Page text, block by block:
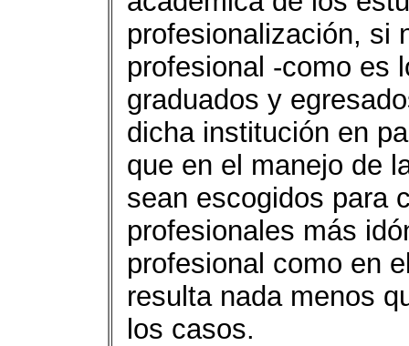
profesionalización, si
profesional -como es
graduados y
dicha institución en
que en el manejo de
sean escogidos para
profesionales más
profesional como en
resulta nada menos
los casos.